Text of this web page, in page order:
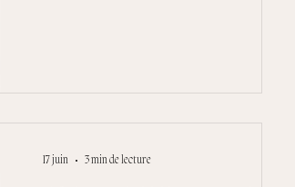
17 juin 3 min de lecture